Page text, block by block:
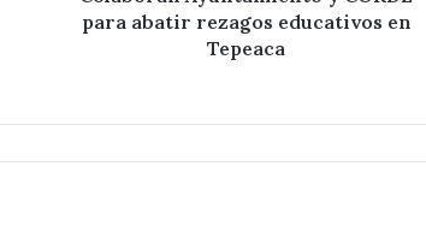
para abatir rezagos educativos en
Tepeaca